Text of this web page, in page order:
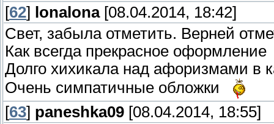
[62] lonalona[08.04.2014, 18:42]
Свет, забыла отметить. Верней
Как всегда прекрасное
Долго хихикала над афоризмами в
Очень симпатичные обложки
[63] paneshka09 [08.04.2014, 18:55]